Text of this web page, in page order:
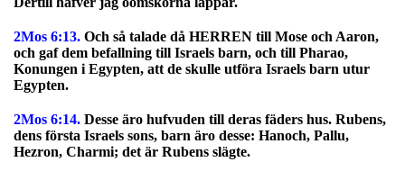
2Mos 6:13. Och så talade då HERREN till Mose och Aaron,
och gaf dem befallning till Israels barn, och till Pharao,
Konungen i Egypten, att de skulle utföra Israels barn utur
Egypten.
2Mos 6:14. Desse äro hufvuden till deras fäders hus. Rubens,
dens första Israels sons, barn äro desse: Hanoch, Pallu,
Hezron, Charmi; det är Rubens slägte.